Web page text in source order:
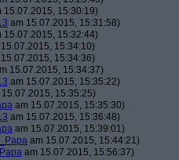
15.07.2015, 15:30:19)
am 15.07.2015, 15:31:58)
15.07.2015, 15:32:44)
15:34:10)
15:34:36)
15.07.2015, 15:34:37)
am 15.07.2015, 15:35:22)
15:35:25)
am 15.07.2015, 15:35:30)
am 15.07.2015, 15:36:48)
am 15.07.2015, 15:39:01)
am 15.07.2015, 15:44:21)
am 15.07.2015, 15:56:37)